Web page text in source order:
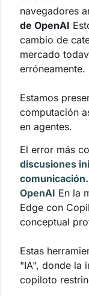
navegadores
de OpenAI
cambio de
mercado
erróneamente.
Estamos
computación
en agentes.
El error más
discusiones
comunicación.
OpenAI En la
Edge con
conceptual
Estas
"IA", donde la
copiloto